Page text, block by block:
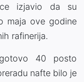
izjavio da su
maja ove godine
rafinerija.
40 posto
nafte bilo je